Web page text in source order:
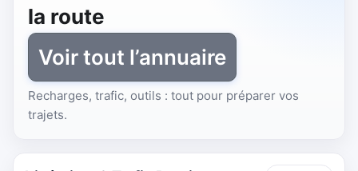
la route
Voir tout l’annuaire
Recharges, trafic, outils : tout pour préparer vos
trajets.